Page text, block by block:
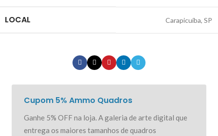
LOCAL Carapicuíba, SP
Cupom 5% Ammo Quadros
Ganhe 5% OFF na loja. A galeria de arte digital que
entrega os maiores tamanhos de quadros